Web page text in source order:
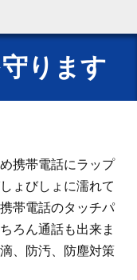
ります
携帯電話にラップ
ょびしょに濡れて
帯電話のタッチパ
ろん通話も出来ま
、防汚、防塵対策